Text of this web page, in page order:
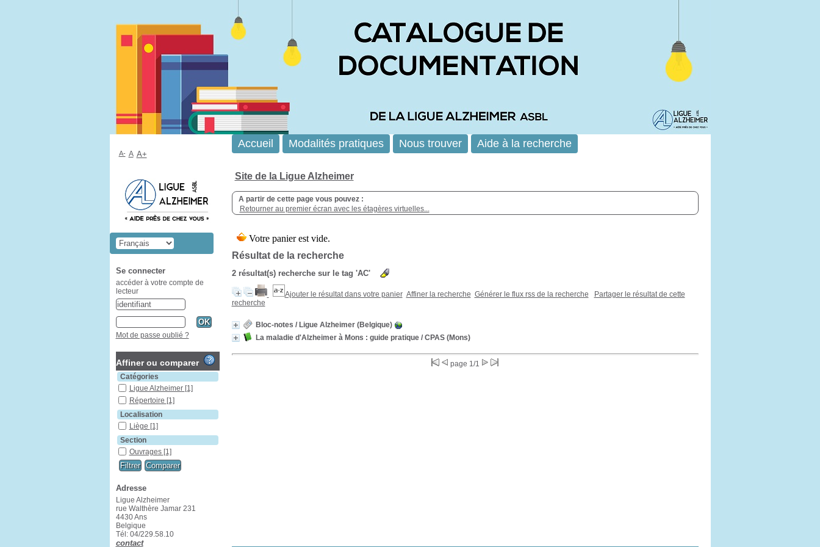
Site de la Ligue Alzheimer
A partir de cette page vous pouvez :
Retourner au premier écran avec les étagères virtuelles...
Résultat de la recherche
2 résultat(s) recherche sur le tag 'AC'
Ajouter le résultat dans votre panier Affiner la recherche Générer le flux rss de la recherche
Partager le résultat de cette
recherche
Bloc-notes / Ligue Alzheimer (Belgique)
La maladie d'Alzheimer à Mons : guide pratique/ CPAS (Mons)
page 1/1
Accueil Modalités pratiques Nous trouver Aide à la recherche
A- A A+
Se connecter
accéder à votre compte de
lecteur
Mot de passe oublié ?
Affiner ou comparer
Catégories
Ligue Alzheimer [1]
Répertoire [1]
Localisation
Liège [1]
Section
Ouvrages [1]
Adresse
Ligue Alzheimer
rue Walthère Jamar 231
4430 Ans
Belgique
Tél: 04/229.58.10
contact